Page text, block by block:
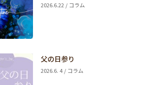
2026.6.22 / コラム
父の日参り
2026.6. 4 / コラム